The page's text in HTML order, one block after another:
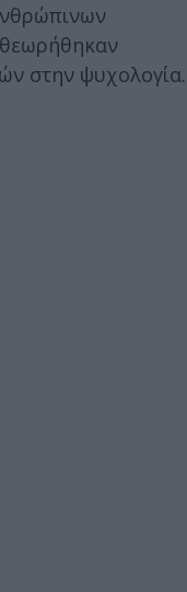
στην ψυχολογία.